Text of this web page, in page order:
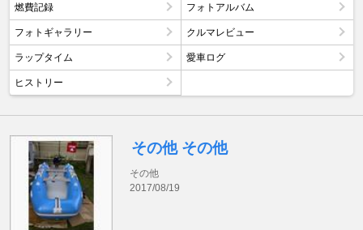
燃費記録 フォトアルバム
フォトギャラリー クルマレビュー
ラップタイム 愛車ログ
ヒストリー
その他 その他
その他
2017/08/19